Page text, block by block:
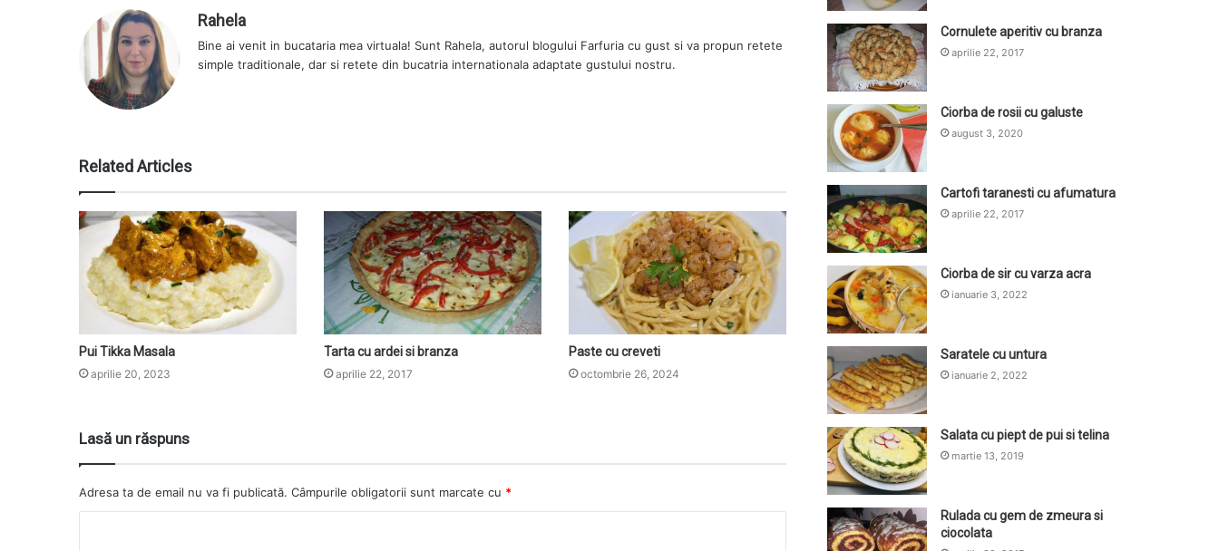
Rahela
Bine ai venit in bucataria mea virtuala! Sunt Rahela, autorul blogului Farfuria cu gust si va propun retete
simple traditionale, dar si retete din bucatria internationala adaptate gustului nostru.
Related Articles
Pui Tikka Masala
aprilie 20, 2023
Tarta cu ardei si branza
aprilie 22, 2017
Paste cu creveti
octombrie 26, 2024
Lasă un răspuns
Adresa ta de email nu va fi publicată. Câmpurile obligatorii sunt marcate cu *
Cornulete aperitiv cu branza
aprilie 22, 2017
Ciorba de rosii cu galuste
august 3, 2020
Cartofi taranesti cu afumatura
aprilie 22, 2017
Ciorba de sir cu varza acra
ianuarie 3, 2022
Saratele cu untura
ianuarie 2, 2022
Salata cu piept de pui si telina
martie 13, 2019
Rulada cu gem de zmeura si
ciocolata